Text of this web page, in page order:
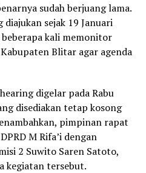
sudah berjuang lama.
sejak 19 Januari
beberapa kali memonitor
Blitar agar agenda
digelar pada Rabu
disediakan tetap kosong
pimpinan rapat
M Rifa’i dengan
2 Suwito Saren Satoto,
kegiatan tersebut.